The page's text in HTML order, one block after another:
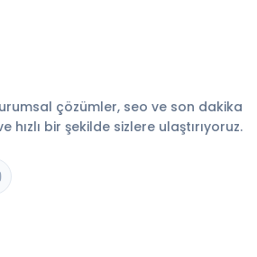
çözümler, seo ve son dakika
hızlı bir şekilde sizlere ulaştırıyoruz.